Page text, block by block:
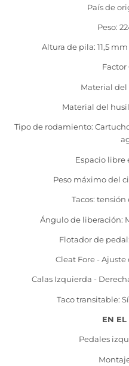
País de
Peso:
Altura de pila: 11,5
Factor
Material del
Material del
Tipo de rodamiento:
Espacio libre
Peso máximo del
Tacos:
Ángulo de liberación:
Flotador de
Cleat Fore - Ajuste
Calas Izquierda -
Taco transitable:
EN EL
Pedales